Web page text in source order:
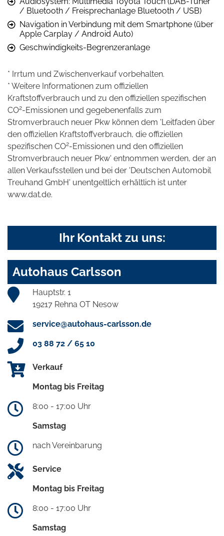
/ Bluetooth / Freisprechanlage Bluetooth / USB)
Navigation in Verbindung mit dem Smartphone (über
Apple Carplay / Android Auto)
Geschwindigkeits-Begrenzeranlage
* Irrtum und Zwischenverkauf vorbehalten.
* Weitere Informationen zum offiziellen
Kraftstoffverbrauch und zu den offiziellen spezifischen
CO2-Emissionen und gegebenenfalls zum
Stromverbrauch neuer Pkw können dem 'Leitfaden über
den offiziellen Kraftstoffverbrauch, die offiziellen
spezifischen CO2-Emissionen und den offiziellen
Stromverbrauch neuer Pkw' entnommen werden, der an
allen Verkaufsstellen und bei der 'Deutschen Automobil
Treuhand GmbH' unentgeltlich erhältlich ist unter
www.dat.de.
Ihr Kontakt zu uns:
Autohaus Carlsson
Hauptstr. 1
19217 Rehna OT Nesow
service@autohaus-carlsson.de
03 88 72 / 65 10
Verkauf
Montag bis Freitag
8:00 - 17:00 Uhr
Samstag
nach Vereinbarung
Service
Montag bis Freitag
8:00 - 17:00 Uhr
Samstag